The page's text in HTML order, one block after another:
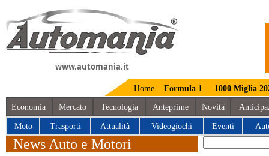
www.automania.it
Home Formula 1 1000 Miglia
Economia Mercato Tecnologia Anteprime Novità
Moto Trasporti Attualità Videogiochi Eventi
News Auto e Motori